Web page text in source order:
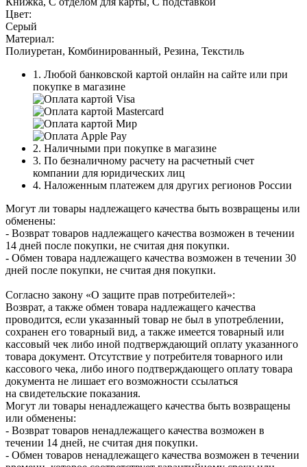
Цвет:
Серый
Материал:
Полиуретан, Комбинированный, Резина, Текстиль
1. Любой банковской картой онлайн на сайте или при
покупке в магазине
2. Наличными при покупке в магазине
3. По безналичному расчету на расчетный счет
компании для юридических лиц
4. Наложенным платежем для других регионов России
Могут ли товары надлежащего качества быть возвращены или
обменены:
- Возврат товаров надлежащего качества возможен в течении
14 дней после покупки, не считая дня покупки.
- Обмен товара надлежащего качества возможен в течении 30
дней после покупки, не считая дня покупки.
Согласно закону «О защите прав потребителей»:
Возврат, а также обмен товара надлежащего качества
проводится, если указанный товар не был в употреблении,
сохранен его товарный вид, а также имеется товарный или
кассовый чек либо иной подтверждающий оплату указанного
товара документ. Отсутствие у потребителя товарного или
кассового чека, либо иного подтверждающего оплату товара
документа не лишает его возможности ссылаться
на свидетельские показания.
Могут ли товары ненадлежащего качества быть возвращены
или обменены:
- Возврат товаров ненадлежащего качества возможен в
течении 14 дней, не считая дня покупки.
- Обмен товаров ненадлежащего качества возможен в течении